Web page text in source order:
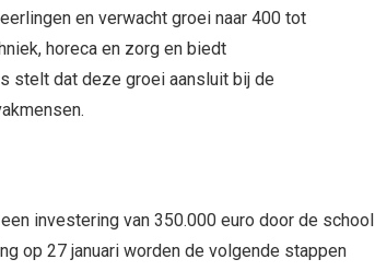
en verwacht groei naar 400 tot
horeca en zorg en biedt
stelt dat deze groei aansluit bij de
investering van 350.000 euro door de school
op 27 januari worden de volgende stappen